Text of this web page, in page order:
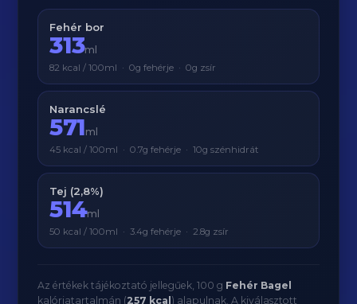
Fehér bor
313ml
82 kcal / 100ml · 0g fehérje · 0g zsír
Narancslé
571ml
45 kcal / 100ml · 0.7g fehérje · 10g szénhidrát
Tej (2,8%)
514ml
50 kcal / 100ml · 3.4g fehérje · 2.8g zsír
Az értékek tájékoztató jellegűek, 100 g Fehér Bagel
kalóriatartalmán (257 kcal ) alapulnak. A kiválasztott